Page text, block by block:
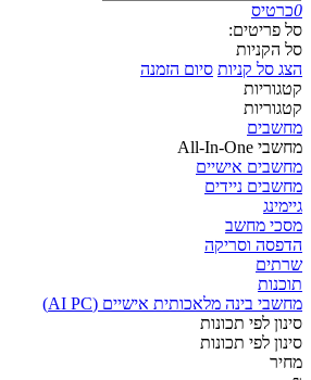
0כרטיס
סל פריטים:
סל הקניות
הצג סל קניות סיום הזמנה
קטגוריות
קטגוריות
מחשבים
מחשבי All-In-One
מחשבים אישיים
מחשבים ניידים
גיימינג
מסכי מחשב
הדפסה וסריקה
שרתים
תוכנות
מחשבי בינה מלאכותית אישיים (AI PC)
סינון לפי תכונות
סינון לפי תכונות
מחיר